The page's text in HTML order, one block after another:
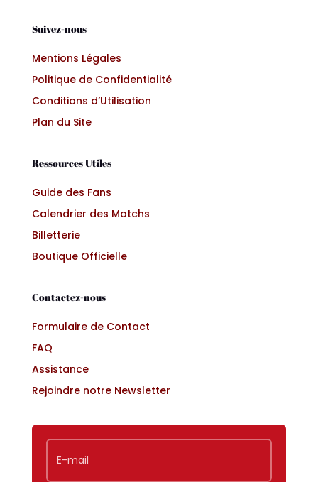
Suivez-nous
Mentions Légales
Politique de Confidentialité
Conditions d’Utilisation
Plan du Site
Ressources Utiles
Guide des Fans
Calendrier des Matchs
Billetterie
Boutique Officielle
Contactez-nous
Formulaire de Contact
FAQ
Assistance
Rejoindre notre Newsletter